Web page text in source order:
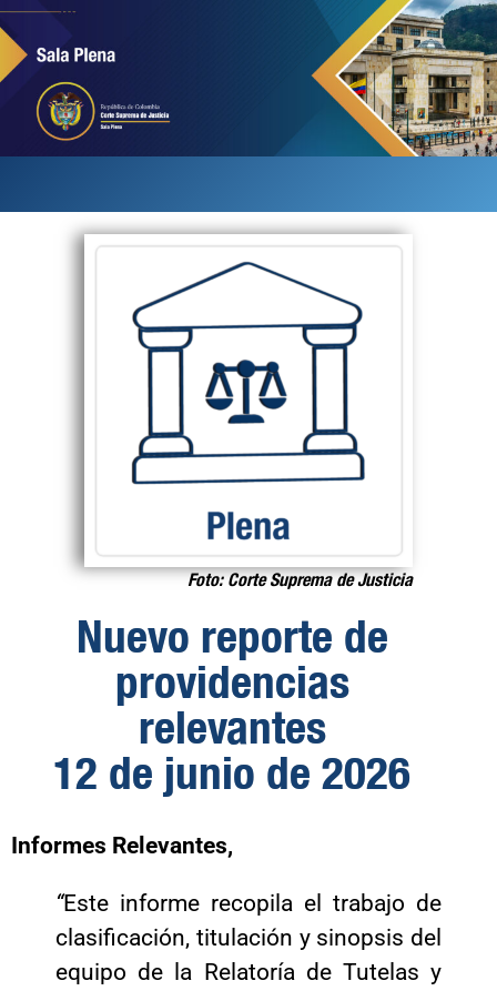
Foto: Corte Suprema de Justicia
Nuevo reporte de
providencias
relevantes
12 de junio de 2026
Informes Relevantes,
“Este informe recopila el trabajo de
clasificación, titulación y sinopsis del
equipo de la Relatoría de Tutelas y